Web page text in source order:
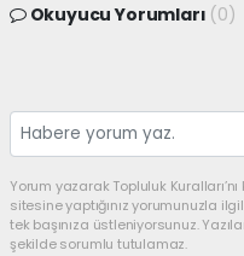
Okuyucu Yorumları (0)
Yorum yazarak Topluluk
sitesine yaptığınız yorumunuzla
tek başınıza üstleniyorsunuz.
şekilde sorumlu tutulamaz.